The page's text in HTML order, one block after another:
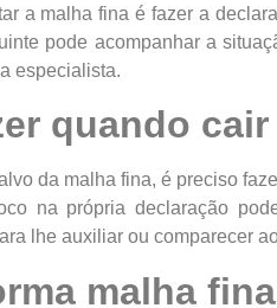
a malha fina é fazer a
pode acompanhar a
especialista.
quando
da malha fina, é preciso
na própria declaração
lhe auxiliar ou comparecer
malha